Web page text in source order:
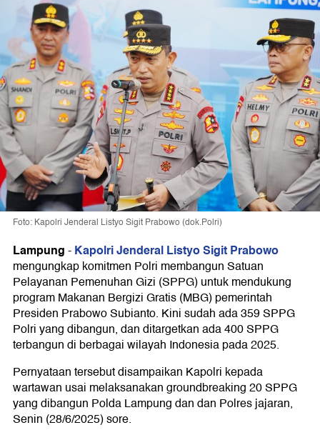
Foto: Kapolri Jenderal Listyo Sigit Prabowo (dok.Polri)
Lampung-Kapolri Jenderal Listyo Sigit Prabowo
mengungkap komitmen Polri membangun Satuan
Pelayanan Pemenuhan Gizi (SPPG) untuk mendukung
program Makanan Bergizi Gratis (MBG) pemerintah
Presiden Prabowo Subianto. Kini sudah ada 359 SPPG
Polri yang dibangun, dan ditargetkan ada 400 SPPG
terbangun di berbagai wilayah Indonesia pada 2025.
Pernyataan tersebut disampaikan Kapolri kepada
wartawan usai melaksanakan groundbreaking 20 SPPG
yang dibangun Polda Lampung dan dan Polres jajaran,
Senin (28/6/2025) sore.